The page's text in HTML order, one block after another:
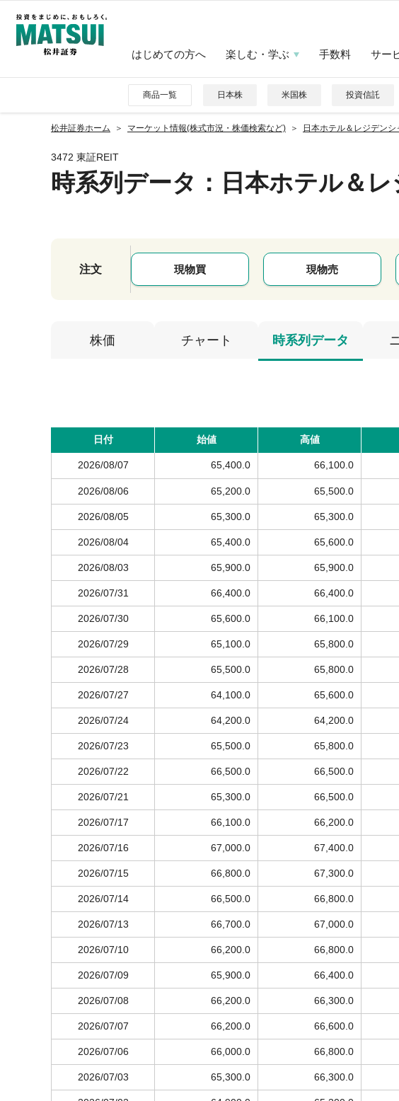
はじめての方へ 楽しむ・学ぶ 手数料 サー
商品一覧 日本株 米国株 投資信託
松井証券ホーム マーケット情報(株式市況・株価検索など) 日本ホテル＆レジデン
3472 東証REIT
時系列データ ：日本ホテル＆
注文 現物買 現物売
株価 チャート 時系列データ
日付 始値 高値
2026/08/07 65,400.0 66,100.0
2026/08/06 65,200.0 65,500.0
2026/08/05 65,300.0 65,300.0
2026/08/04 65,400.0 65,600.0
2026/08/03 65,900.0 65,900.0
2026/07/31 66,400.0 66,400.0
2026/07/30 65,600.0 66,100.0
2026/07/29 65,100.0 65,800.0
2026/07/28 65,500.0 65,800.0
2026/07/27 64,100.0 65,600.0
2026/07/24 64,200.0 64,200.0
2026/07/23 65,500.0 65,800.0
2026/07/22 66,500.0 66,500.0
2026/07/21 65,300.0 66,500.0
2026/07/17 66,100.0 66,200.0
2026/07/16 67,000.0 67,400.0
2026/07/15 66,800.0 67,300.0
2026/07/14 66,500.0 66,800.0
2026/07/13 66,700.0 67,000.0
2026/07/10 66,200.0 66,800.0
2026/07/09 65,900.0 66,400.0
2026/07/08 66,200.0 66,300.0
2026/07/07 66,200.0 66,600.0
2026/07/06 66,000.0 66,800.0
2026/07/03 65,300.0 66,300.0